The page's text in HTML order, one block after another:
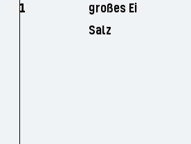
1
großes Ei
Salz